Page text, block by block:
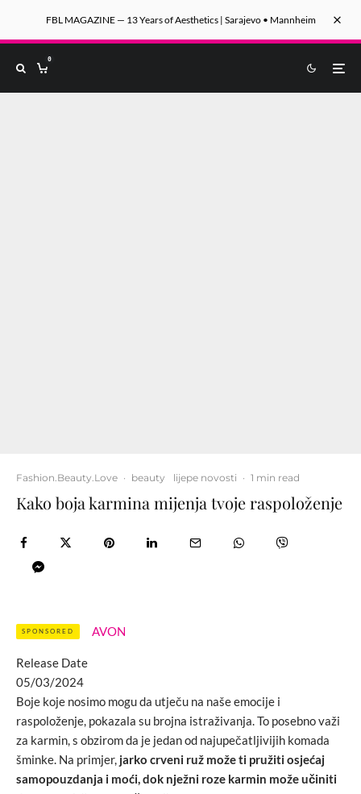
FBL MAGAZINE — 13 Years of Aesthetics | Sarajevo • Mannheim
0
Fashion.Beauty.Love · beauty lijepe novosti · 1 min read
Kako boja karmina mijenja tvoje raspoloženje
SPONSORED AVON
Release Date
05/03/2024
Boje koje nosimo mogu da utječu na naše emocije i
raspoloženje, pokazala su brojna istraživanja. To posebno važi
za karmin, s obzirom da je jedan od najupečatljivijih komada
šminke. Na primjer, jarko crveni ruž može ti pružiti osjećaj
samopouzdanja i moći, dok nježni roze karmin može učiniti